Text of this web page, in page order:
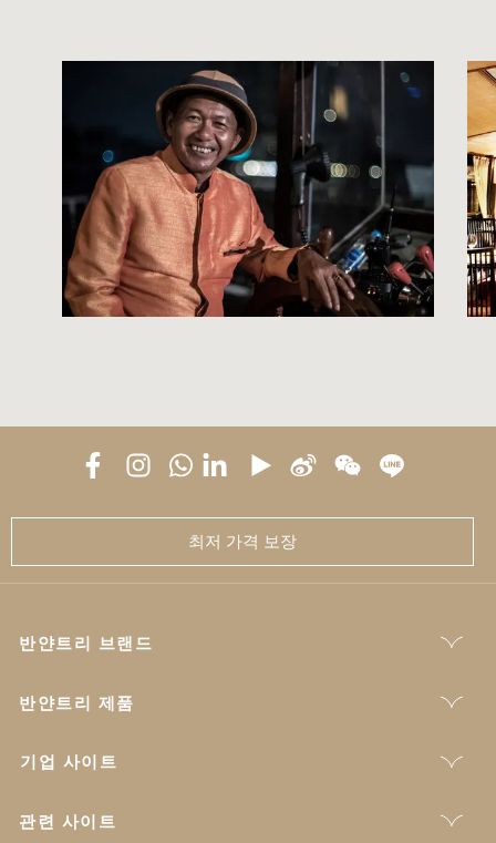
최저 가격 보장
반얀트리 브랜드
반얀트리 제품
기업 사이트
관련 사이트